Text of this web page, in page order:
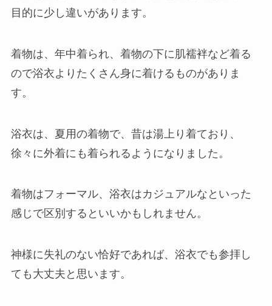
目的に少し違いがあります。
着物は、年中着られ、着物の下に肌襦袢など着る
ので浴衣よりたくさん身に着けるものがありま
す。
浴衣は、夏用の着物で、昔は湯上り着ており、
徐々に外着にも着られるようになりました。
着物はフォーマル、浴衣はカジュアルなといった
感じで区別するといいかもしれません。
神様に失礼のない恰好であれば、浴衣でも参拝し
ても大丈夫と思います。